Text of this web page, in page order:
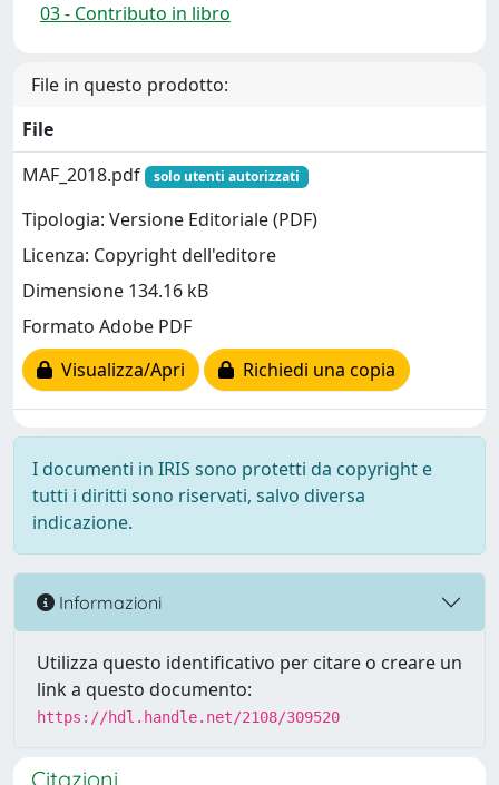
03 - Contributo in libro
File in questo prodotto:
File
MAF_2018.pdf
solo utenti autorizzati
Tipologia: Versione Editoriale (PDF)
Licenza: Copyright dell'editore
Dimensione 134.16 kB
Formato Adobe PDF
Visualizza/Apri
Richiedi una copia
I documenti in IRIS sono protetti da copyright e
tutti i diritti sono riservati, salvo diversa
indicazione.
Informazioni
Utilizza questo identificativo per citare o creare un
link a questo documento:
https://hdl.handle.net/2108/309520
Citazioni